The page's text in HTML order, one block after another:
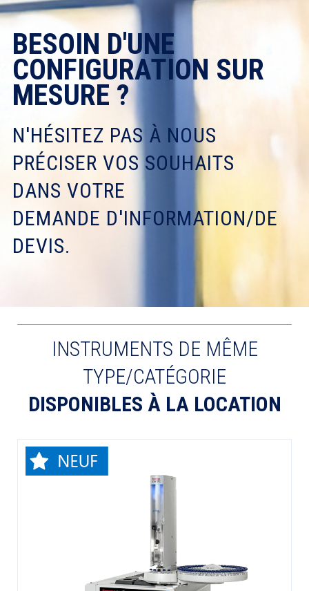
BESOIN D'UNE
CONFIGURATION SUR
MESURE ?
N'HÉSITEZ PAS À NOUS
PRÉCISER VOS SOUHAITS
DANS VOTRE
DEMANDE D'INFORMATION/DE
DEVIS.
INSTRUMENTS DE MÊME
TYPE/CATÉGORIE
DISPONIBLES À LA LOCATION